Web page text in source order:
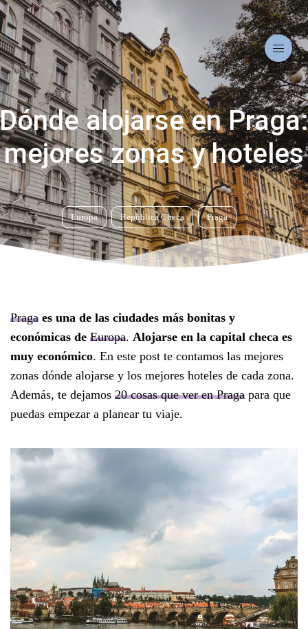
Europa República Checa Praga
Dónde alojarse en Praga:
mejores zonas y hoteles
Praga es una de las ciudades más bonitas y
económicas de Europa. Alojarse en la capital checa es
muy económico. En este post te contamos las mejores
zonas dónde alojarse y los mejores hoteles de cada zona.
Además, te dejamos 20 cosas que ver en Praga para que
puedas empezar a planear tu viaje.